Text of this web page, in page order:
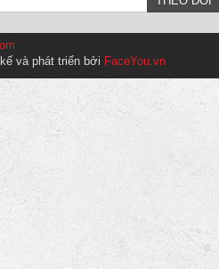
và phát triển bởi FaceYou.vn